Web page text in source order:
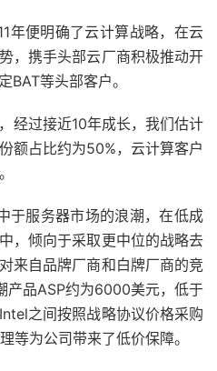
年便明确了云计算战略，在云
，携手头部云厂商积极推动开
BAT等头部客户。
经过接近10年成长，我们估计
额占比约为50%，云计算客户
于服务器市场的浪潮，在低成
，倾向于采取更中位的战略去
来自品牌厂商和白牌厂商的竞
产品ASP约为6000美元，低于
之间按照战略协议价格采购
等为公司带来了低价保障。